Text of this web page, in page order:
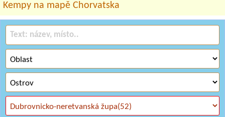
Kempy na mapě Chorvatska